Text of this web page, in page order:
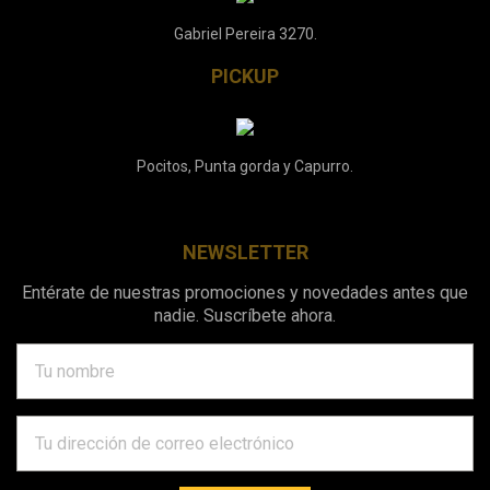
Gabriel Pereira 3270.
PICKUP
Pocitos, Punta gorda y Capurro.
NEWSLETTER
Entérate de nuestras promociones y novedades antes que
nadie. Suscríbete ahora.